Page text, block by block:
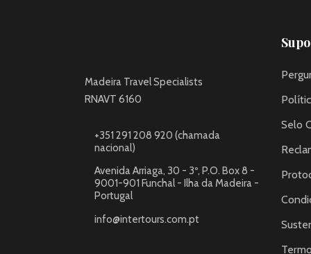
Madeira Travel Specialists
RNAVT 6160
+351 291 208 920 (chamada
nacional)
Avenida Arriaga, 30 - 3º, P.O. Box 8 -
9001-901 Funchal - Ilha da Madeira -
Portugal
info@intertours.com.pt
Selo